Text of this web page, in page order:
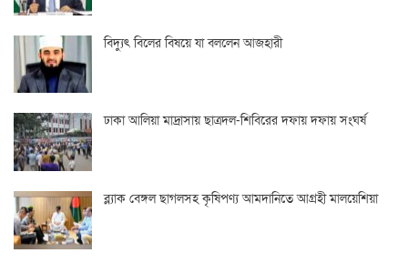
বিদ্যুৎ বিলের বিষয়ে যা বললেন আজহারী
ঢাকা আলিয়া মাদ্রাসায় ছাত্রদল-শিবিরের দফায় দফায় সংঘর্ষ
ব্ল্যাক বেঙ্গল ছাগলসহ কৃষিপণ্য আমদানিতে আগ্রহী মালয়েশিয়া